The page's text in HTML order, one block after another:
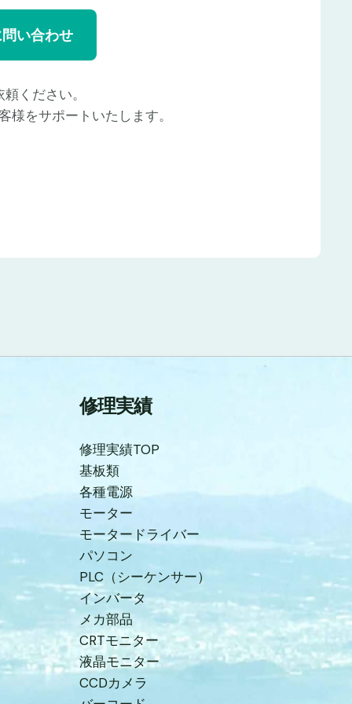
い合わせ
ください。
をサポートいたします。
修理実績
修理実績TOP
基板類
各種電源
モーター
モータードライバー
パソコン
PLC（シーケンサー）
インバータ
メカ部品
CRTモニター
液晶モニター
CCDカメラ